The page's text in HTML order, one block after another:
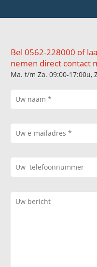
Bel 0562-228000 of
nemen direct contact
Ma. t/m Za. 09:00-17:00u,